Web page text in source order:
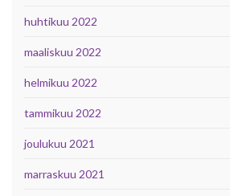
huhtikuu 2022
maaliskuu 2022
helmikuu 2022
tammikuu 2022
joulukuu 2021
marraskuu 2021